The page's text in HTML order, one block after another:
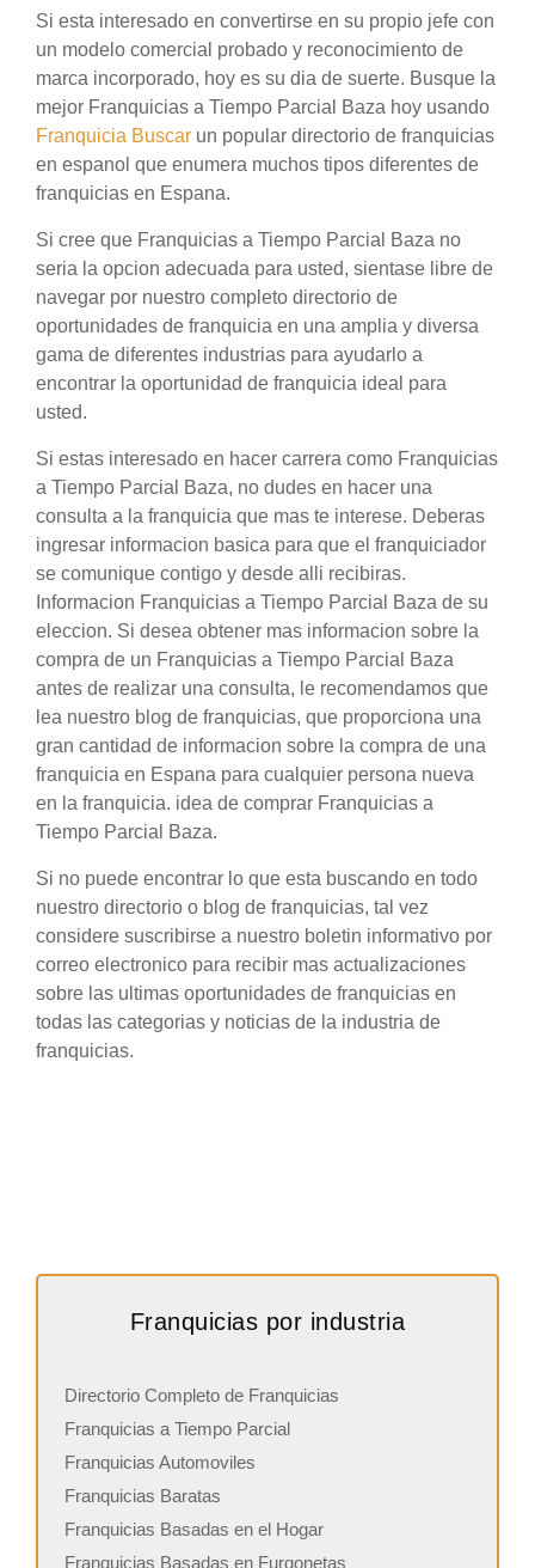
Si esta interesado en convertirse en su propio jefe con
un modelo comercial probado y reconocimiento de
marca incorporado, hoy es su dia de suerte. Busque la
mejor Franquicias a Tiempo Parcial Baza hoy usando
Franquicia Buscar un popular directorio de franquicias
en espanol que enumera muchos tipos diferentes de
franquicias en Espana.
Si cree que Franquicias a Tiempo Parcial Baza no
seria la opcion adecuada para usted, sientase libre de
navegar por nuestro completo directorio de
oportunidades de franquicia en una amplia y diversa
gama de diferentes industrias para ayudarlo a
encontrar la oportunidad de franquicia ideal para
usted.
Si estas interesado en hacer carrera como Franquicias
a Tiempo Parcial Baza, no dudes en hacer una
consulta a la franquicia que mas te interese. Deberas
ingresar informacion basica para que el franquiciador
se comunique contigo y desde alli recibiras.
Informacion Franquicias a Tiempo Parcial Baza de su
eleccion. Si desea obtener mas informacion sobre la
compra de un Franquicias a Tiempo Parcial Baza
antes de realizar una consulta, le recomendamos que
lea nuestro blog de franquicias, que proporciona una
gran cantidad de informacion sobre la compra de una
franquicia en Espana para cualquier persona nueva
en la franquicia. idea de comprar Franquicias a
Tiempo Parcial Baza.
Si no puede encontrar lo que esta buscando en todo
nuestro directorio o blog de franquicias, tal vez
considere suscribirse a nuestro boletin informativo por
correo electronico para recibir mas actualizaciones
sobre las ultimas oportunidades de franquicias en
todas las categorias y noticias de la industria de
franquicias.
Franquicias por industria
Directorio Completo de Franquicias
Franquicias a Tiempo Parcial
Franquicias Automoviles
Franquicias Baratas
Franquicias Basadas en el Hogar
Franquicias Basadas en Furgonetas